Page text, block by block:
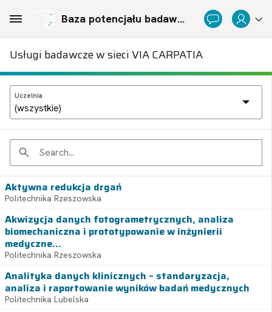
Baza potencjału badawczego Politechnicznej Sieci Via Carpatia im. Prezydenta RP Lecha Kaczyńskiego
Usługi badawcze w sieci VIA CARPATIA
Uczelnia
Search
Aktywna redukcja drgań
Politechnika Rzeszowska
Akwizycja danych fotogrametrycznych, analiza
biomechaniczna i prototypowanie w inżynierii
medyczne...
Politechnika Rzeszowska
Analityka danych klinicznych – standaryzacja,
analiza i raportowanie wyników badań medycznych
Politechnika Lubelska